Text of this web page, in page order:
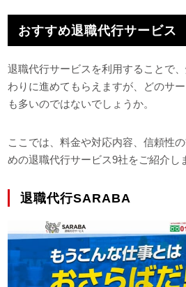
おすすめ退職代行サービス
退職代行サービスを利用することで
わりに進めてもらえますが、どのサ
も多いのではないでしょうか。
ここでは、料金や対応内容、信頼性
めの退職代行サービス9社をご紹介し
退職代行SARABA